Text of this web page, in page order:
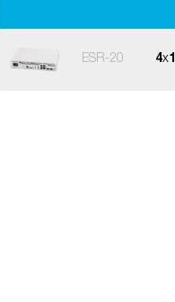
ESR-20 4x